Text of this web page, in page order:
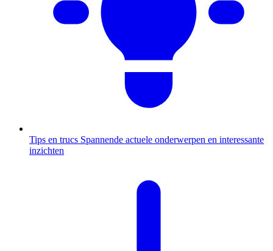
Tips en trucs Spannende actuele onderwerpen en interessante
inzichten